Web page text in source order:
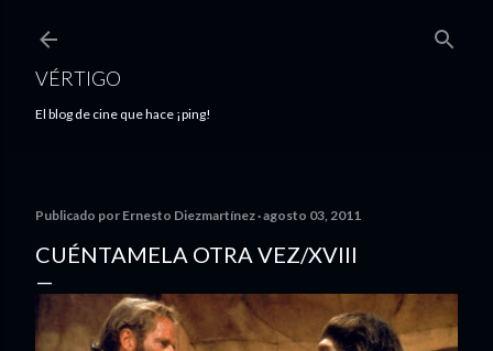
VÉRTIGO
El blog de cine que hace ¡ping!
Publicado por Ernesto Diezmartínez agosto 03, 2011
CUÉNTAMELA OTRA VEZ/XVIII